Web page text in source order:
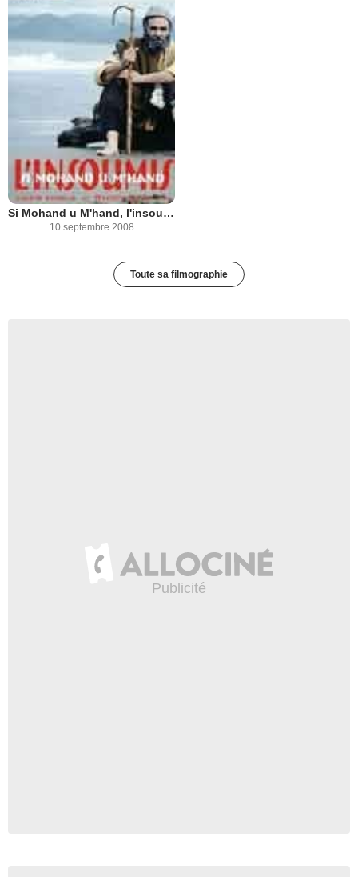
Si Mohand u M'hand, l'insoumis
10 septembre 2008
Toute sa filmographie